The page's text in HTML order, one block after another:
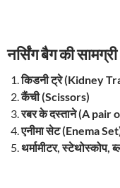
नर्सिंग बैग की
किडनी ट्रे (Kidney
कैंची (Scissors)
रबर के दस्ताने (A pair
एनीमा सेट (Enema
थर्मामीटर, स्टेथोस्कोप,